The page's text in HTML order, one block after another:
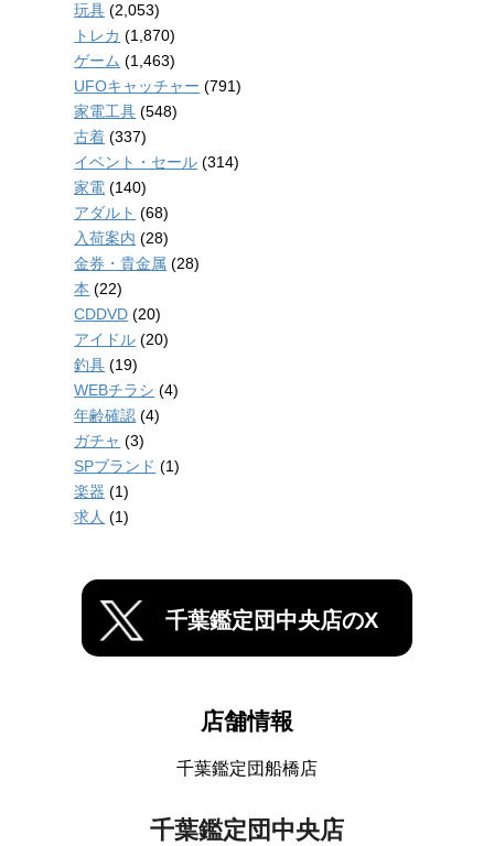
玩具 (2,053)
トレカ (1,870)
ゲーム (1,463)
UFOキャッチャー (791)
家電工具 (548)
古着 (337)
イベント・セール (314)
家電 (140)
アダルト (68)
入荷案内 (28)
金券・貴金属 (28)
本 (22)
CDDVD (20)
アイドル (20)
釣具 (19)
WEBチラシ (4)
年齢確認 (4)
ガチャ (3)
SPブランド (1)
楽器 (1)
求人 (1)
千葉鑑定団中央店のX
店舗情報
千葉鑑定団船橋店
千葉鑑定団中央店